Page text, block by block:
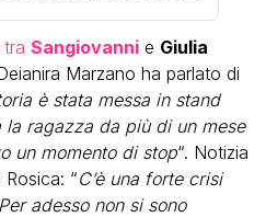
Sangiovanni e Giulia
Marzano ha parlato di
è stata messa in stand
ragazza da più di un mese
un momento di stop“. Notizia
“C’è una forte crisi
adesso non si sono